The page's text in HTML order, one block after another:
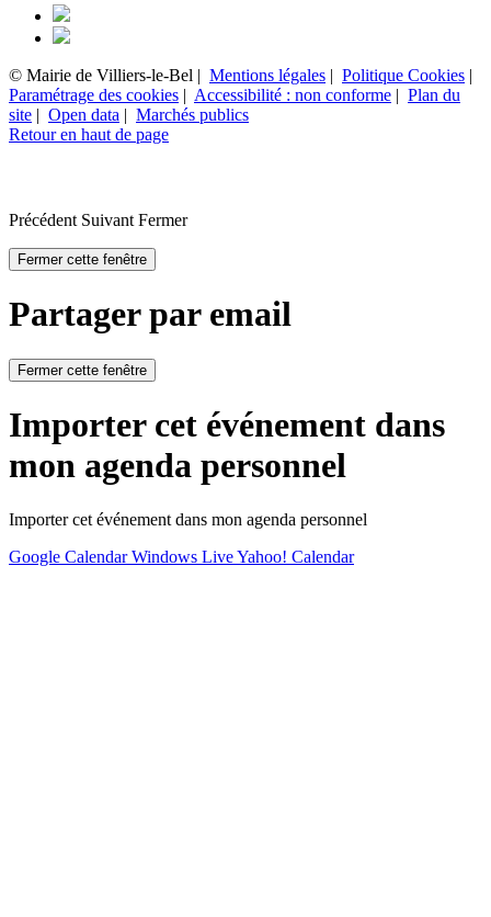
© Mairie de Villiers-le-Bel | Mentions légales | Politique Cookies |
Paramétrage des cookies | Accessibilité : non conforme | Plan du
site | Open data | Marchés publics
Retour en haut de page
Précédent Suivant Fermer
Fermer cette fenêtre
Partager par email
Fermer cette fenêtre
Importer cet événement dans
mon agenda personnel
Importer cet événement dans mon agenda personnel
Google CalendarWindows LiveYahoo! Calendar